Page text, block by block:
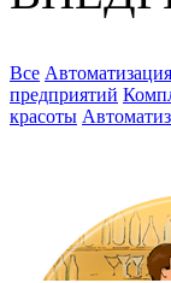
Все
предприятий
красоты